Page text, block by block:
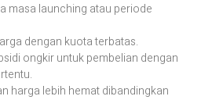
masa launching atau periode
dengan kuota terbatas.
ongkir untuk pembelian dengan
harga lebih hemat dibandingkan